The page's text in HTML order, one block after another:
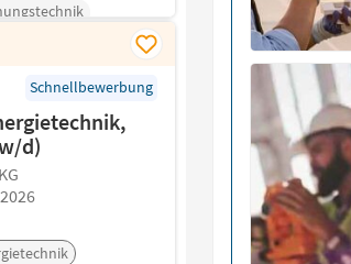
Schnellbewerbung
d)